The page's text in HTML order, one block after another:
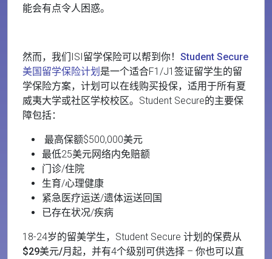
能会有点令人困惑。
然而，我们ISI留学保险可以帮到你！ Student Secure
美国留学保险计划 是一个适合F1/J1签证留学生的留
学保险方案，计划可以在线购买投保，适用于所有夏
威夷大学或社区学校校区。Student Secure的主要保
障包括：
最高保额$500,000美元
最低25美元网络内免赔额
门诊/住院
生育/心理健康
紧急医疗运送/遗体运送回国
已存在状况/疾病
18-24岁的留美学生，Student Secure 计划的保费从
$29美元/月起，并有4个级别可供选择 – 你也可以直